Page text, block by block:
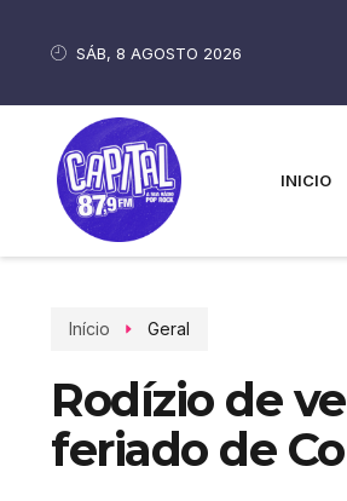
SÁB, 8 AGOSTO 2026
INICIO
Início Geral
Rodízio de
feriado de